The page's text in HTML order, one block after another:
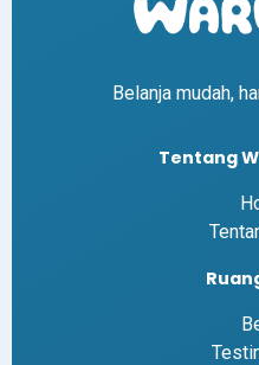
Belanja mudah,
Tentang